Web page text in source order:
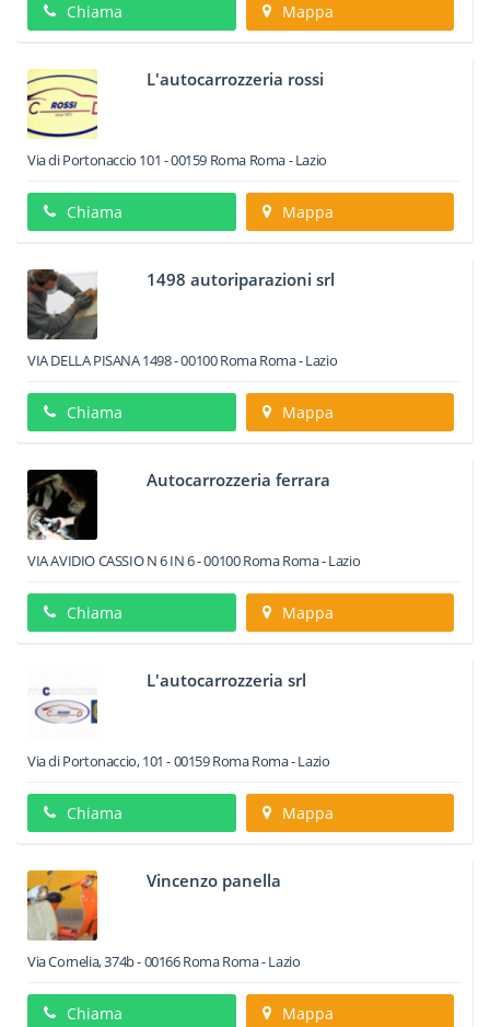
Chiama Mappa
L'autocarrozzeria rossi
Via di Portonaccio 101 -00159 Roma Roma -Lazio
Chiama Mappa
1498 autoriparazioni srl
VIA DELLA PISANA 1498-00100RomaRoma -Lazio
Chiama Mappa
Autocarrozzeria ferrara
VIA AVIDIO CASSIO N 6 IN 6-00100RomaRoma -Lazio
Chiama Mappa
L'autocarrozzeria srl
Via di Portonaccio, 101 -00159RomaRoma -Lazio
Chiama Mappa
Vincenzo panella
Via Cornelia, 374b-00166RomaRoma -Lazio
Chiama Mappa